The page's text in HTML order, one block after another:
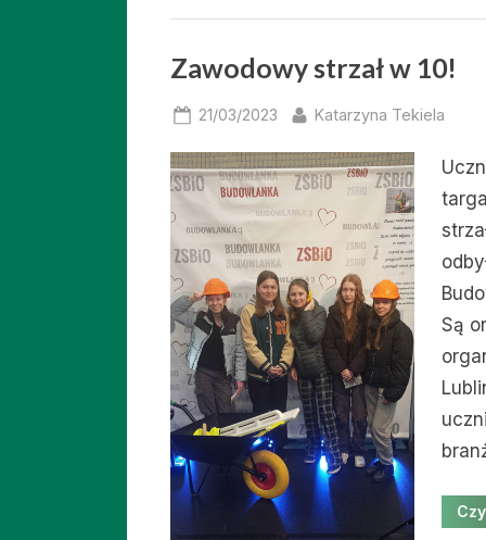
Zawodowy strzał w 10!
Posted
21/03/2023 By
Katarzyna Tekiela
Są